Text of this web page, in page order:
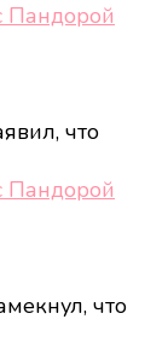
что
что